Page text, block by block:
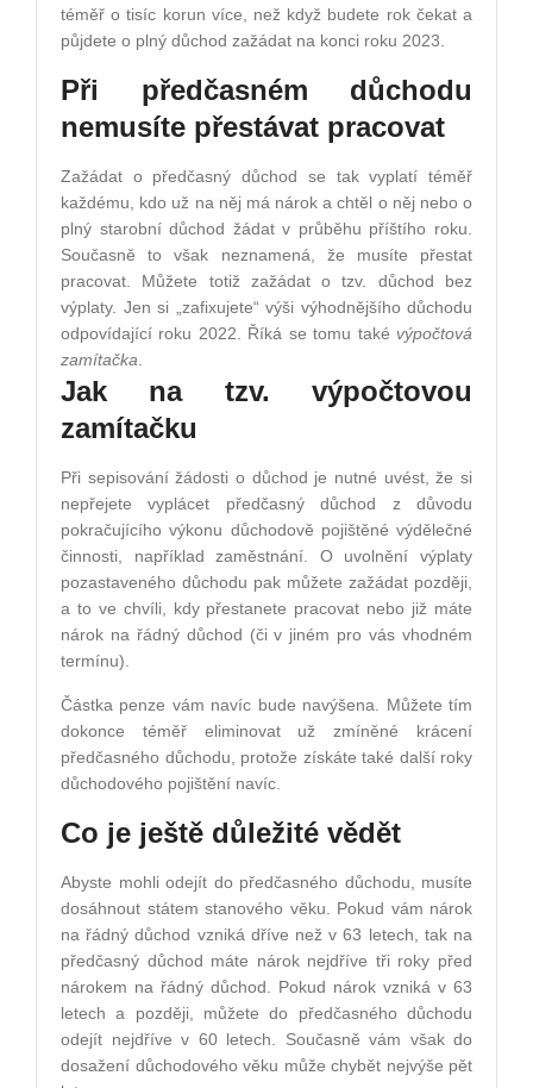
téměř o tisíc korun více, než když budete rok čekat a
půjdete o plný důchod zažádat na konci roku 2023.
Při předčasném důchodu
nemusíte přestávat pracovat
Zažádat o předčasný důchod se tak vyplatí téměř
každému, kdo už na něj má nárok a chtěl o něj nebo o
plný starobní důchod žádat v průběhu příštího roku.
Současně to však neznamená, že musíte přestat
pracovat. Můžete totiž zažádat o tzv. důchod bez
výplaty. Jen si „zafixujete“ výši výhodnějšího důchodu
odpovídající roku 2022. Říká se tomu také výpočtová
zamítačka
Jak na tzv. výpočtovou
zamítačku
Při sepisování žádosti o důchod je nutné uvést, že si
nepřejete vyplácet předčasný důchod z důvodu
pokračujícího výkonu důchodově pojištěné výdělečné
činnosti, například zaměstnání. O uvolnění výplaty
pozastaveného důchodu pak můžete zažádat později,
a to ve chvíli, kdy přestanete pracovat nebo již máte
nárok na řádný důchod (či v jiném pro vás vhodném
termínu).
Částka penze vám navíc bude navýšena. Můžete tím
dokonce téměř eliminovat už zmíněné krácení
předčasného důchodu, protože získáte také další roky
důchodového pojištění navíc.
Co je ještě důležité vědět
Abyste mohli odejít do předčasného důchodu, musíte
dosáhnout státem stanového věku. Pokud vám nárok
na řádný důchod vzniká dříve než v 63 letech, tak na
předčasný důchod máte nárok nejdříve tři roky před
nárokem na řádný důchod. Pokud nárok vzniká v 63
letech a později, můžete do předčasného důchodu
odejít nejdříve v 60 letech. Současně vám však do
dosažení důchodového věku může chybět nejvýše pět